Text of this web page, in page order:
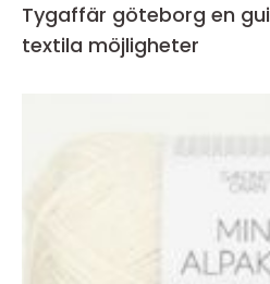
Tygaffär göteborg en guide till stadens
textila möjligheter